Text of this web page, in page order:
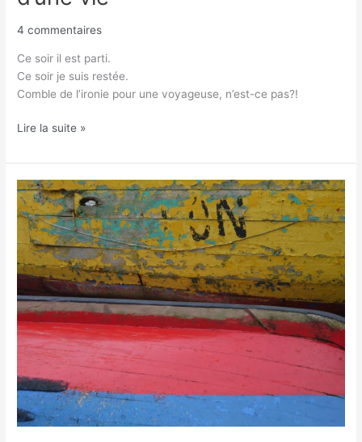
4 commentaires
Ce soir il est parti.
Ce soir je suis restée.
Comble de l’ironie pour une voyageuse, n’est-ce pas?!
Lire la suite »
Virgencita
de
Candelaria:
entre
religion,
capitalisme
et
chinoiseries